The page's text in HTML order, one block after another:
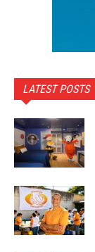
LATEST POSTS